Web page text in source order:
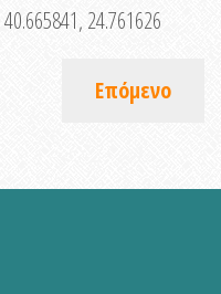
40.665841, 24.761626
Επόμενο